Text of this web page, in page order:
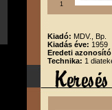
1
Kiadó: MDV., Bp.
Kiadás éve: 1959
Eredeti
Technika: 1